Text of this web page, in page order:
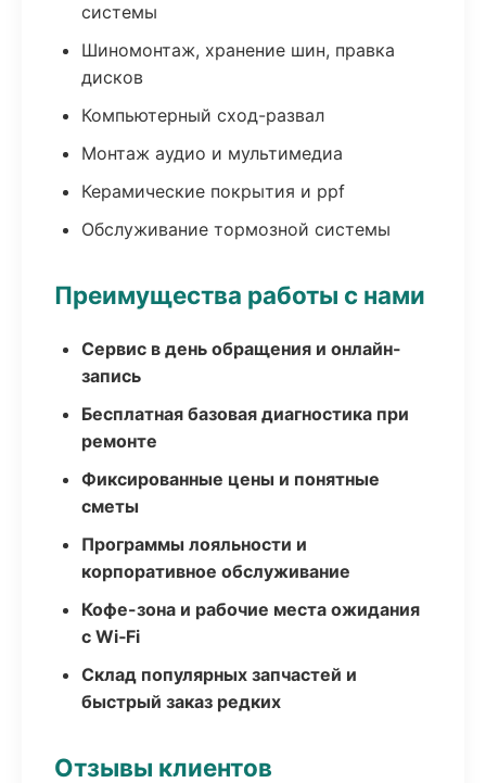
системы
Шиномонтаж, хранение шин, правка
дисков
Компьютерный сход-развал
Монтаж аудио и мультимедиа
Керамические покрытия и ppf
Обслуживание тормозной системы
Преимущества работы с нами
Сервис в день обращения и онлайн-
запись
Бесплатная базовая диагностика при
ремонте
Фиксированные цены и понятные
сметы
Программы лояльности и
корпоративное обслуживание
Кофе-зона и рабочие места ожидания
с Wi‑Fi
Склад популярных запчастей и
быстрый заказ редких
Отзывы клиентов